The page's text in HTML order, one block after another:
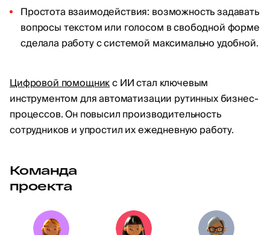
Простота взаимодействия: возможность задавать
вопросы текстом или голосом в свободной форме
сделала работу с системой максимально удобной.
Цифровой помощникс ИИ стал ключевым
инструментом для автоматизации рутинных бизнес-
процессов. Он повысил производительность
сотрудников и упростил их ежедневную работу.
Команда
проекта